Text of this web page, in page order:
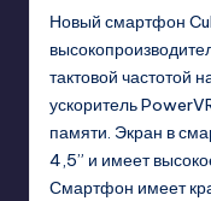
Новый смартфон
тактовой частотой
ускоритель
памяти. Экран в
4,5” и имеет
Смартфон имеет